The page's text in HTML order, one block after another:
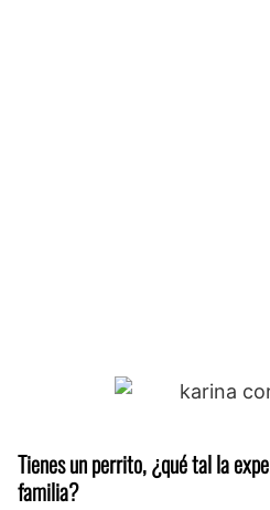
Tienes un perrito, ¿qué tal la
familia?